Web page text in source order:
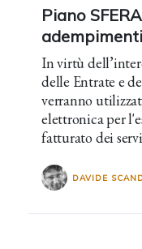
Piano
In virtù
delle Entrate e
verranno
elettronica per
fatturato dei
DAVIDE